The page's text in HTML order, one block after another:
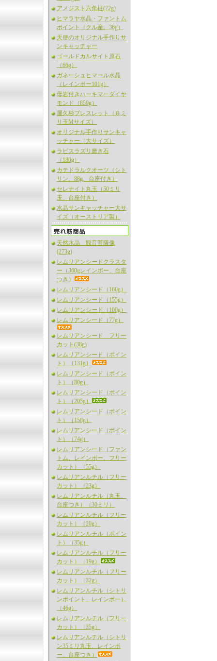
アメジスト六角柱(72g)
ヒマラヤ水晶・ファントム
ポイント（クル産、36g）
天使のオリジナル手作りサ
ンキャッチャー
ゴールドカルサイト原石
（66g）
ガネーシュヒマール水晶
（レインボー101g）
母岩付きハーキマーダイヤ
モンド（859g）
屋久杉ブレスレット（８ミ
リ玉Mサイズ）
オリジナル手作りサンキャ
ッチャー（大サイズ）
ラピスラズリ磨き石
（180g）
カテドラルクオーツ（シト
リン、88g、台座付き）
セレナイト丸玉（50ミリ
玉、台座付き）
水晶サンキャッチャー大サ
イズ（オーストリア製）
天然水晶 観音菩薩像
(273g)
レムリアンシードクラスタ
ー（360gレインボー、台座
つき）
レムリアンシード（160g）
レムリアンシード（155g）
レムリアンシード（100g）
レムリアンシード（77g）
レムリアンシード フリー
カット(38g)
レムリアンシード（ポイン
ト）（131g）
レムリアンシード（ポイン
ト）（80g）
レムリアンシード（ポイン
ト）（205g）
レムリアンシード（ポイン
ト）（158g）
レムリアンシード（ポイン
ト）（74g）
レムリアンシード（ファン
トム、レインボー、フリー
カット）（55g）
レムリアンルチル（フリー
カット）（23g）
レムリアンルチル（丸玉、
台座つき）（30ミリ）
レムリアンルチル（フリー
カット）（20g）
レムリアンルチル（ポイン
ト）（35g）
レムリアンルチル（フリー
カット）（19g）
レムリアンルチル（フリー
カット）（32g）
レムリアンルチル（シトリ
ンポイント、レインボー）
（46g）
レムリアンルチル（フリー
カット）（35g）
レムリアンルチル（シトリ
ン35ミリ丸玉、レインボ
ー、台座つき）